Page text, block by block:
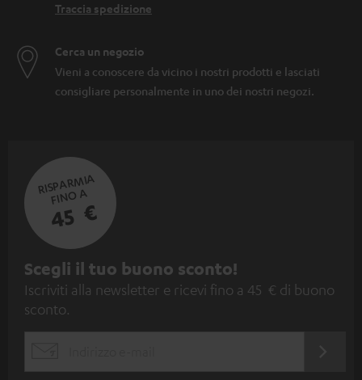
Traccia spedizione
Cerca un negozio
Vieni a conoscere da vicino i nostri prodotti e lasciati
consigliare personalmente in uno dei nostri negozi.
RISPARMIA
FINO A
45 €
I
s
c
Scegli il tuo buono sconto!
Iscriviti alla newsletter e ricevi fino a 45 € di buono
sconto.